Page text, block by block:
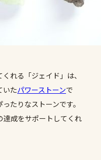
れる「ジェイド」は、
いたパワーストーンで
たりなストーンです。
達成をサポートしてくれ